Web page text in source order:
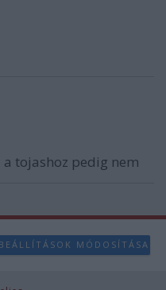
tojashoz pedig nem
MÓDOSÍTÁSA